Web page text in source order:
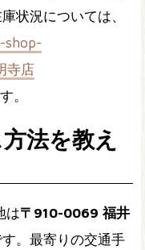
状況については、
shop-
寺店
。
法を教え
は〒910-0069 福井
す。最寄りの交通手